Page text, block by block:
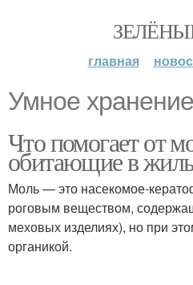
главная
Умное хранение
Что помогает от
обитающие в
Моль — это насекомое-
роговым веществом,
меховых изделиях), но при
органикой.